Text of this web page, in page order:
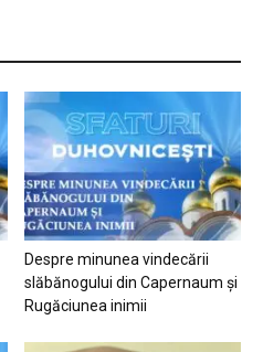
Despre minunea vindecării
slăbănogului din Capernaum și
Rugăciunea inimii